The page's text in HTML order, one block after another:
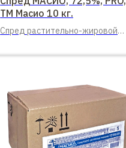
ТМ Масио 10 кг.
Спред растительно-жировой